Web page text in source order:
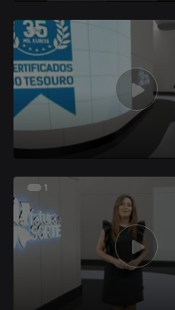
285914